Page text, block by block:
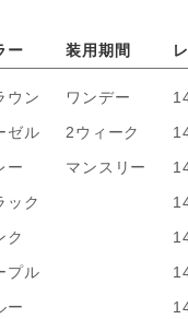
ー
ウン
ゼル
ー
ック
ク
プル
ー
装用期間
ワンデー
2ウィーク
マンスリー